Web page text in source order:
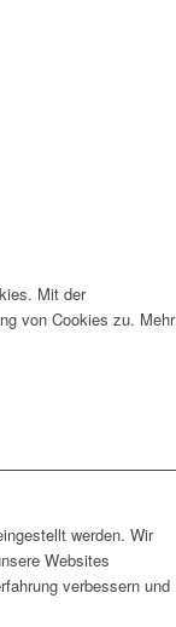
Mit der
von Cookies zu. Mehr
werden. Wir
Websites
verbessern und